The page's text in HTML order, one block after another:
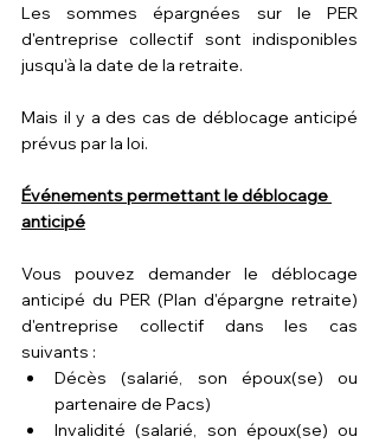
Les sommes épargnées sur le PER
d'entreprise collectif sont indisponibles
jusqu'à la date de la retraite.
Mais il y a des cas de déblocage anticipé
prévus par la loi.
Événements permettant le déblocage
anticipé
Vous pouvez demander le déblocage
anticipé du PER (Plan d'épargne retraite)
d'entreprise collectif dans les cas
suivants :
Décès (salarié, son époux(se) ou
partenaire de Pacs)
Invalidité (salarié, son époux(se) ou